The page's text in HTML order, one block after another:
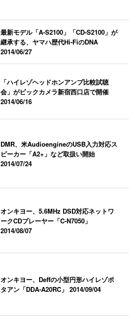
最新モデル「A-S2100」「CD-S2100」が
継承する、ヤマハ歴代Hi-FiのDNA
2014/06/27
「ハイレゾヘッドホンアンプ比較試聴
会」がビックカメラ新宿西口店で開催
2014/06/16
DMR、米AudioengineのUSB入力対応ス
ピーカー「A2+」など取扱い開始
2014/07/24
オンキヨー、5.6MHz DSD対応ネットワ
ークCDプレーヤー「C-N7050」
2014/08/07
オンキヨー、Deffの小型円形ハイレゾポ
タアン「DDA-A20RC」2014/09/04